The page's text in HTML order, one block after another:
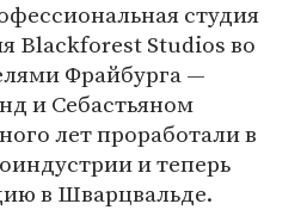
студия
Blackforest Studios во
Фрайбурга —
и Себастьяном
лет проработали в
и теперь
в Шварцвальде.